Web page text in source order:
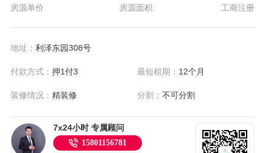
房源单价 房源面积 工商注册
地址： 利泽东园308号
付款方式： 押1付3 最短租期： 12个月
装修情况： 精装修 分割：不可分割
7x24小时 专属顾问
15801156781